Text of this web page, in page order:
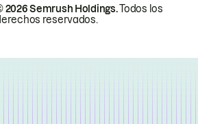
2026 Semrush Holdings.Todos los
reservados.